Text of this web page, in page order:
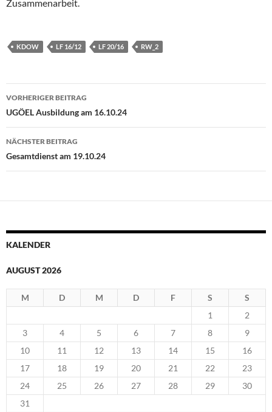
Zusammenarbeit.
KDOW LF 16/12 LF 20/16 RW_2
Beitragsnavigation
VORHERIGER BEITRAG
UGÖEL Ausbildung am 16.10.24
NÄCHSTER BEITRAG
Gesamtdienst am 19.10.24
KALENDER
AUGUST 2026
M D M D F S S
1
2
3
4 5 6 7 8
9
10
11 12 13 14 15
16
17
18 19 20 21 22
23
24
25 26 27 28 29
30
31